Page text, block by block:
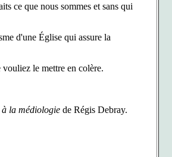
ce que nous sommes et sans qui
d'une Église qui assure la
le mettre en colère.
la médiologiede Régis Debray.